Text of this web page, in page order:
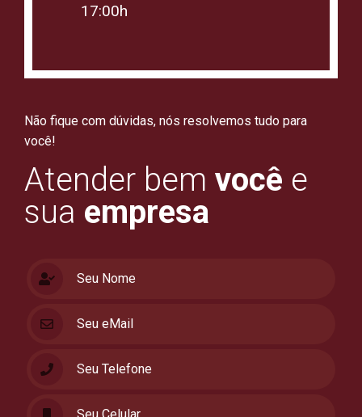
17:00h
Não fique com dúvidas, nós resolvemos tudo para
você!
Atender bem você e
sua empresa